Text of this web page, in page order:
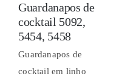
Guardanapos de
cocktail 5092,
5454, 5458
Guardanapos de
cocktail em linho